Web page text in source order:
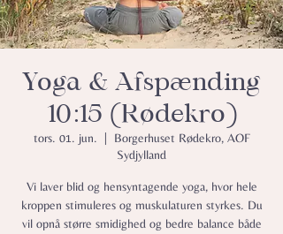
Yoga & Afspænding
10:15 (Rødekro)
tors. 01. jun.
Borgerhuset Rødekro, AOF
Sydjylland
Vi laver blid og hensyntagende yoga, hvor hele
kroppen stimuleres og muskulaturen styrkes. Du
vil opnå større smidighed og bedre balance både